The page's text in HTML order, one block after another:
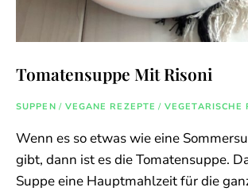
Tomatensuppe Mit Risoni
SUPPEN / VEGANE REZEPTE / VEGETARISCHE
Wenn es so etwas wie eine
gibt, dann ist es die Tomatensuppe.
Suppe eine Hauptmahlzeit für die